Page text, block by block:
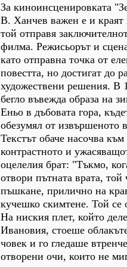
За киноинсценировката
В. Ханчев важен е и краят
той отправя
филма. Режисьорът и
като отправна точка от
повестта, но достигат до
художествени решения. В
бегло въвежда образа на
Еньо в дъбовата гора,
обезумял от извършеното
Текстът обаче насочва
контрастното и
оцелелия брат: "Тъкмо,
отвори пътната врата, той
пъшкане, прилично на
кучешко скимтене. Той се
На ниския плет, който
Ивановия, стоеше
човек и го гледаше
отворени очи, които не